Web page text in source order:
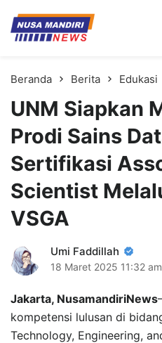
Kampus Digital
Universitas Nusa Mandiri
Beranda Berita Edukasi
UNM Siapkan
Prodi Sains
Sertifikasi
Scientist
VSGA
Umi Faddillah
18 Maret 2025 11:32 am
Jakarta, NusamandiriNews
kompetensi lulusan di
Technology, Engineering,